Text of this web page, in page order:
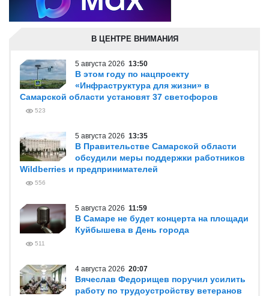
В ЦЕНТРЕ ВНИМАНИЯ
5 августа 2026 13:50
В этом году по нацпроекту
«Инфраструктура для жизни» в
Самарской области установят 37 светофоров
523
5 августа 2026 13:35
В Правительстве Самарской области
обсудили меры поддержки работников
Wildberries и предпринимателей
556
5 августа 2026 11:59
В Самаре не будет концерта на площади
Куйбышева в День города
511
4 августа 2026 20:07
Вячеслав Федорищев поручил усилить
работу по трудоустройству ветеранов